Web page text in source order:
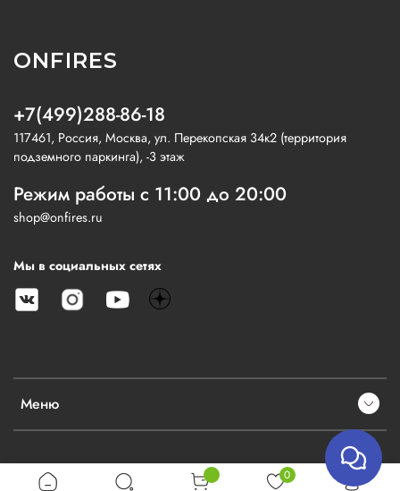
Меню
ONFIRES
+7(499)288-86-18
117461, Россия, Москва, ул. Перекопская 34к2 (территория
подземного паркинга), -3 этаж
Режим работы с 11:00 до 20:00
shop@onfires.ru
Мы в социальных сетях
0